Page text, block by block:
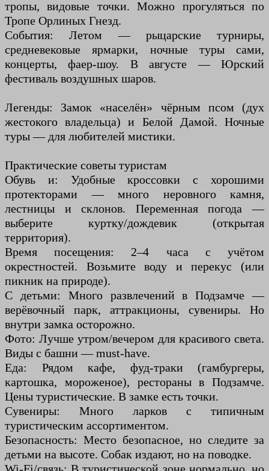
тропы, видовые точки. Можно прогуляться по
Тропе Орлиных Гнезд.
События: Летом — рыцарские турниры,
средневековые ярмарки, ночные туры сами,
концерты, фаер-шоу. В августе — Юрский
фестиваль воздушных шаров.
Легенды: Замок «населён» чёрным псом (дух
жестокого владельца) и Белой Дамой. Ночные
туры — для любителей мистики.
Практические советы туристам
Обувь и: Удобные кроссовки с хорошими
протекторами — много неровного камня,
лестницы и склонов. Переменная погода —
выберите куртку/дождевик (открытая
территория).
Время посещения: 2–4 часа с учётом
окрестностей. Возьмите воду и перекус (или
пикник на природе).
С детьми: Много развлечений в Подзамче —
верёвочный парк, аттракционы, сувениры. Но
внутри замка осторожно.
Фото: Лучше утром/вечером для красивого света.
Виды с башни — must-have.
Еда: Рядом кафе, фуд-траки (гамбургеры,
картошка, мороженое), рестораны в Подзамче.
Цены туристические. В замке есть точки.
Сувениры: Много ларков с типичным
туристическим ассортиментом.
Безопасность: Место безопасное, но следите за
детьми на высоте. Собак издают, но на поводке.